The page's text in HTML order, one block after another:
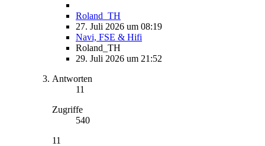
Roland_TH
27. Juli 2026 um 08:19
Navi, FSE & Hifi
Roland_TH
29. Juli 2026 um 21:52
Antworten
11
Zugriffe
540
11